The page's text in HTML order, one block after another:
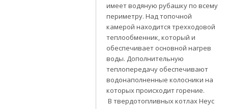
имеет водяную рубашку по всему
периметру. Над топочной
камерой находится трехходовой
теплообменник, который и
обеспечивает основной нагрев
воды. Дополнительную
теплопередачу обеспечивают
водонаполненные колосники на
которых происходит горение.
В твердотопливных котлах Неус